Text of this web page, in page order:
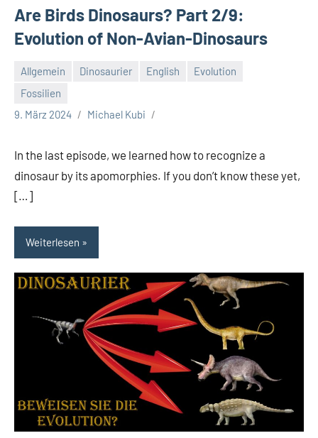
Are Birds Dinosaurs? Part 2/9:
Evolution of Non-Avian-Dinosaurs
Allgemein Dinosaurier English
Evolution
Fossilien
9. März 2024
Michael Kubi
In the last episode, we learned how to recognize a
dinosaur by its apomorphies. If you don’t know these yet,
[…]
Weiterlesen